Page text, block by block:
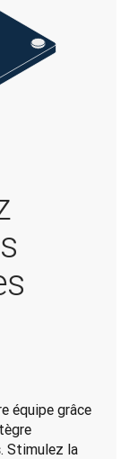
équipe grâce
Stimulez la